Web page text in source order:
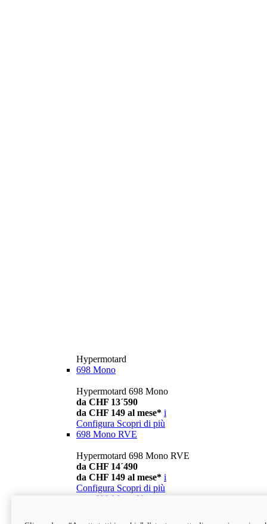
Hypermotard
698 Mono
Hypermotard 698 Mono
da CHF 13´590
da CHF 149 al mese* i
Configura Scopri di più
698 Mono RVE
Hypermotard 698 Mono RVE
da CHF 14´490
da CHF 149 al mese* i
Configura Scopri di più
698 Mono Nera
Hypermotard 698 Mono Nera